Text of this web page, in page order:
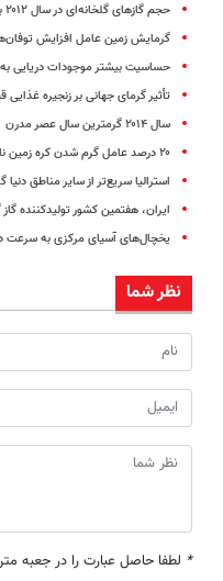
حجم گازهای گلخانه‌ای در سال ۲۰۱۲ به بالاترین حد خود رسید
گرمایش زمین عامل افزایش
حساسیت بیشتر موجودات دریایی
تأثیر گرمای جهانی بر زنجیره
سال ۲۰۱۴ گرمترین سال عصر مدرن
۲۰ درصد عامل گرم شدن کره زمین ناشی از تخریب جنگل‌هاست
استرالیا سریع‌تر از سایر مناطق
ایران، هفتمین کشور تولیدکننده
یخچال‌های آسیای مرکزی به
نظر شما
* لطفا حاصل عبارت را در جعبه